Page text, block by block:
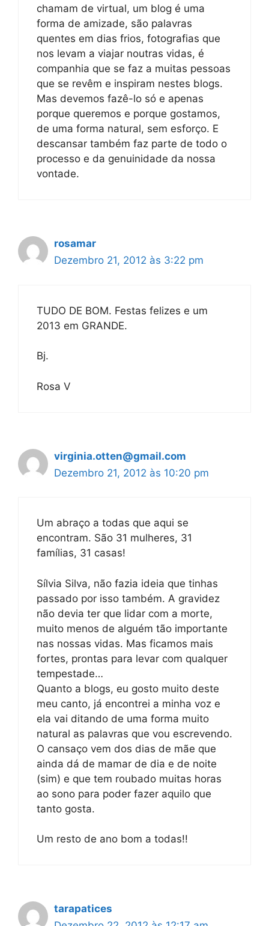
chamam de virtual, um blog é uma
forma de amizade, são palavras
quentes em dias frios, fotografias que
nos levam a viajar noutras vidas, é
companhia que se faz a muitas pessoas
que se revêm e inspiram nestes blogs.
Mas devemos fazê-lo só e apenas
porque queremos e porque gostamos,
de uma forma natural, sem esforço. E
descansar também faz parte de todo o
processo e da genuinidade da nossa
vontade.
rosamar
Dezembro 21, 2012 às 3:22 pm
TUDO DE BOM. Festas felizes e um
2013 em GRANDE.
Bj.
Rosa V
virginia.otten@gmail.com
Dezembro 21, 2012 às 10:20 pm
Um abraço a todas que aqui se
encontram. São 31 mulheres, 31
famílias, 31 casas!
Sílvia Silva, não fazia ideia que tinhas
passado por isso também. A gravidez
não devia ter que lidar com a morte,
muito menos de alguém tão importante
nas nossas vidas. Mas ficamos mais
fortes, prontas para levar com qualquer
tempestade…
Quanto a blogs, eu gosto muito deste
meu canto, já encontrei a minha voz e
ela vai ditando de uma forma muito
natural as palavras que vou escrevendo.
O cansaço vem dos dias de mãe que
ainda dá de mamar de dia e de noite
(sim) e que tem roubado muitas horas
ao sono para poder fazer aquilo que
tanto gosta.
Um resto de ano bom a todas!!
tarapatices